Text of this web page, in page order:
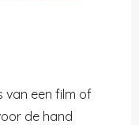
van een film of
de hand